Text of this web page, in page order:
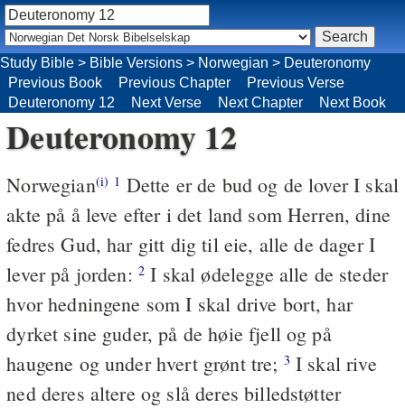
Study Bible > Bible Versions > Norwegian > Deuteronomy
Previous Book
Previous Chapter
Previous Verse
Deuteronomy 12
Next Verse Next Chapter Next Book
Deuteronomy 12
Norwegian(i) 1 Dette er de bud og de lover I skal
akte på å leve efter i det land som Herren, dine
fedres Gud, har gitt dig til eie, alle de dager I
lever på jorden: 2 I skal ødelegge alle de steder
hvor hedningene som I skal drive bort, har
dyrket sine guder, på de høie fjell og på
haugene og under hvert grønt tre; 3 I skal rive
ned deres altere og slå deres billedstøtter